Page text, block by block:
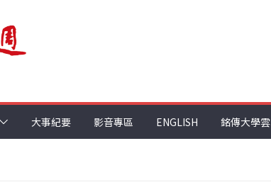
大事紀要 影音專區 ENGLISH 銘傳大學